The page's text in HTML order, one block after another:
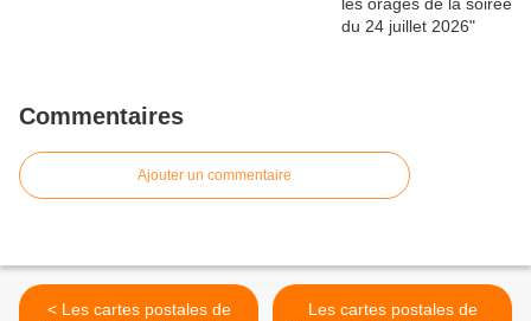
Commentaires
Ajouter un commentaire
< Les cartes postales de
Les cartes postales de